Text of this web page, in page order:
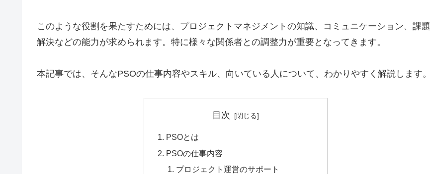
このような役割を果たすためには、プロジェクトマネジメントの知識、コミュニケーション、課題
解決などの能力が求められます。特に様々な関係者との調整力が重要となってきます。
本記事では、そんなPSOの仕事内容やスキル、向いている人について、わかりやすく解説します。
目次
PSOとは
PSOの仕事内容
プロジェクト運営のサポート